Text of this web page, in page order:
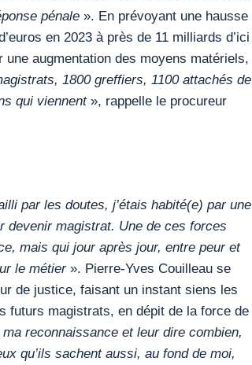
pénale ». En prévoyant une hausse
en 2023 à près de 11 milliards d’ici
augmentation des moyens matériels,
1800 greffiers, 1100 attachés de
qui viennent», rappelle le procureur
par les doutes, j’étais habité(e) par une
devenir magistrat. Une de ces forces
mais qui jour après jour, entre peur et
le métier». Pierre-Yves Couilleau se
de justice, faisant un instant siens les
futurs magistrats, en dépit de la force de
reconnaissance et leur dire combien,
qu’ils sachent aussi, au fond de moi,